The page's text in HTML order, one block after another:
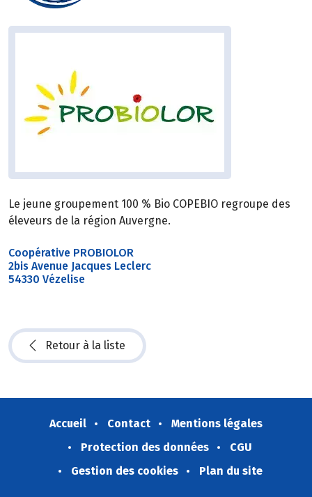
Le jeune groupement 100 % Bio COPEBIO regroupe des
éleveurs de la région Auvergne.
Coopérative PROBIOLOR
2bis Avenue Jacques Leclerc
54330 Vézelise
Retour à la liste
Accueil Contact
Mentions légales
Protection des données
CGU
Gestion des cookies
Plan du site